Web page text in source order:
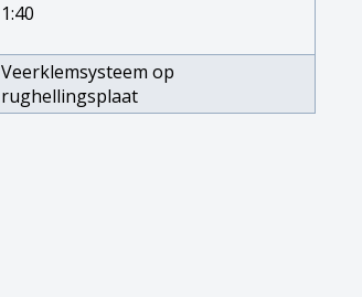
1:40
Veerklemsysteem op
rughellingsplaat